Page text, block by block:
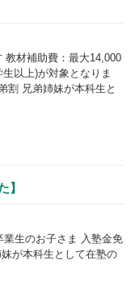
教材補助費：最大14,000
以上)が対象となりま
割 兄弟姉妹が本科生と
】
業生のお子さま 入塾金免
が本科生として在塾の